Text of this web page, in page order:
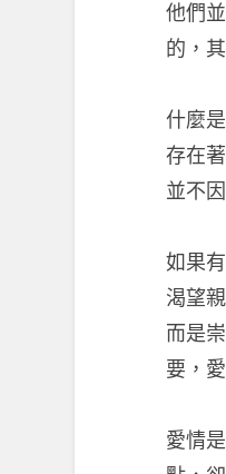
他們
的，
什麼
存在
並不
如果
渴望
而是
要，
愛情